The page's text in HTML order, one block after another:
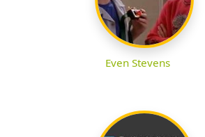
Even Stevens